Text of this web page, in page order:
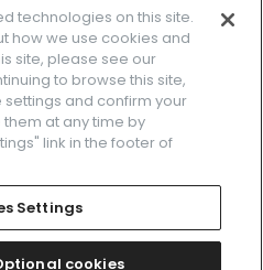
facebookinstagramtwitter
ご利用規約
Cookies Settings
またはその関連会社の商標です。
technologies on this site.
how we use cookies and
site, please see our
to browse this site,
and confirm your
at any time by
link in the footer of
Settings
cookies